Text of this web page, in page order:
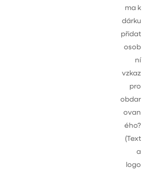
ma k
dárku
přidat
osob
ní
vzkaz
pro
obdar
ovan
ého?
(Text
a
logo